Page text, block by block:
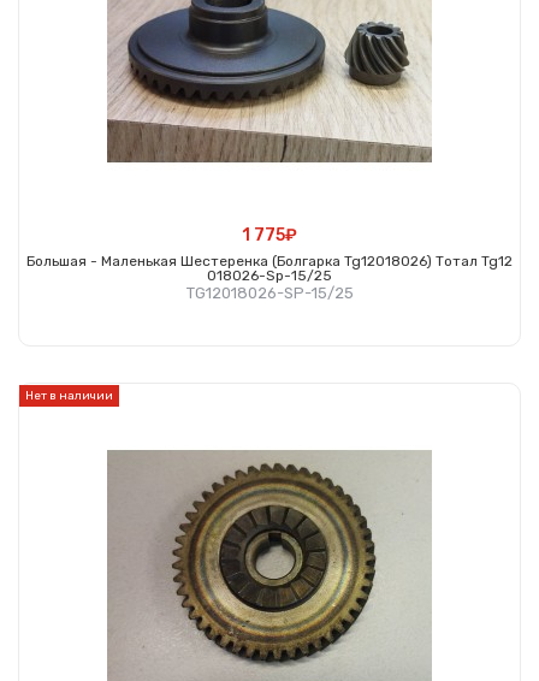
1 775₽
Большая - Маленькая Шестеренка (болгарка Tg12018026) Тотал Tg12
018026-Sp-15/25
TG12018026-SP-15/25
Нет в наличии